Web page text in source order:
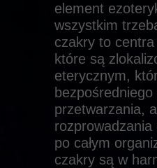
element
wszystkim
czakry to
które są
eterycznym,
przetwarzania,
rozprowadzania
po całym
czakry są w